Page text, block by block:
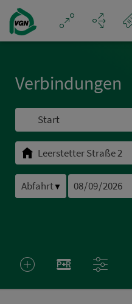
Navigation überspringen
Ver­bin­dungen
▼